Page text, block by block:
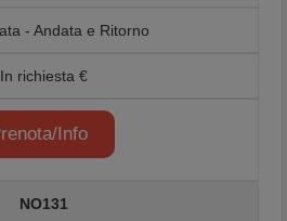
- Andata e Ritorno
In richiesta €
Info
NO131